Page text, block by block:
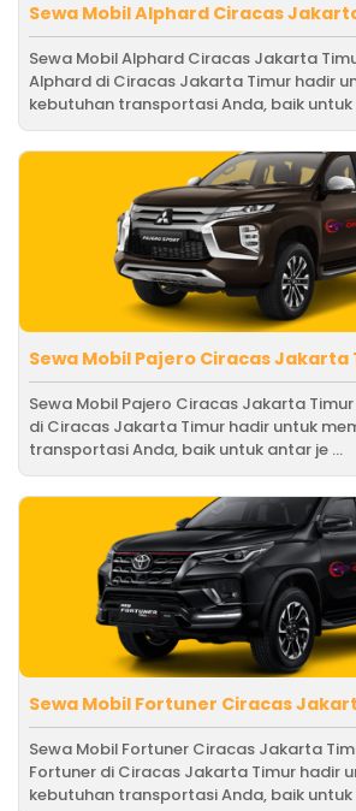
Sewa Mobil Alphard Ciracas
Sewa Mobil Alphard Ciracas Jakarta
Alphard di Ciracas Jakarta Timur hadir
kebutuhan transportasi Anda, baik untuk
Sewa Mobil Pajero Ciracas Jakarta
Sewa Mobil Pajero Ciracas Jakarta
di Ciracas Jakarta Timur hadir untuk
transportasi Anda, baik untuk antar je ...
Sewa Mobil Fortuner Ciracas
Sewa Mobil Fortuner Ciracas Jakarta
Fortuner di Ciracas Jakarta Timur hadir
kebutuhan transportasi Anda, baik untuk